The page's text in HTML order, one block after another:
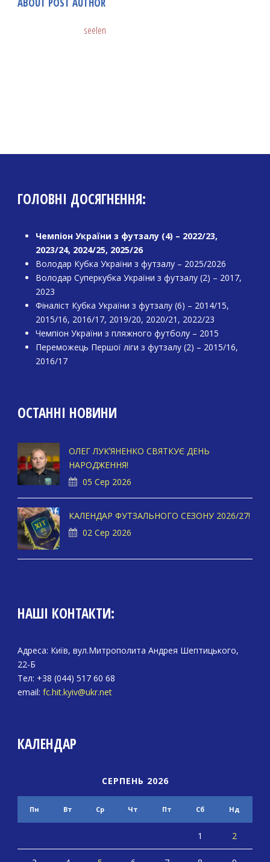
seelen
ГОЛОВНІ ДОСЯГНЕННЯ:
Чемпіон України з футзалу (4) – 2022/23,
2023/24, 2024/25, 2025/26
Володар Кубка України з футзалу – 2025/2026
Володар Суперкубка України з футзалу (2) – 2017,
2023
Фіналіст Кубка України з футзалу (6) – 2014/15,
2015/16, 2016/17, 2019/20, 2020/21, 2022/23
Чемпіон України з пляжного футболу – 2015
Переможець Першої ліги з футзалу (2) – 2015/16,
2016/17
ОСТАННІ НОВИНИ
ОЛЕГ ЛУКʼЯНЕНКО СВЯТКУЄ ДЕНЬ
НАРОДЖЕННЯ!
05 Сер 2026
КАЛЕНДАР ФУТЗАЛЬНОГО СЕЗОНУ 2026/27!
02 Сер 2026
НАШІ КОНТАКТИ:
Адреса: Київ, вул.Митрополита Андрея Шептицького,
22-Б
Тел: +38 (044) 517 60 68
email: fc.hit.kyiv@ukr.net
КАЛЕНДАР
СЕРПЕНЬ 2026
Пн Вт Ср Чт Пт Сб Нд
1 2